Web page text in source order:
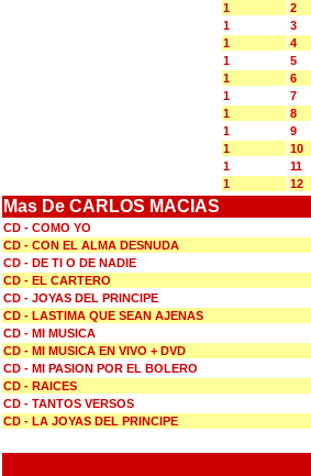
1
2
1
3
1
4
1
5
1
6
1
7
1
8
1
9
1
10
1
11
1
12
Mas De CARLOS MACIAS
CD - COMO YO
CD - CON EL ALMA DESNUDA
CD - DE TI O DE NADIE
CD - EL CARTERO
CD - JOYAS DEL PRINCIPE
CD - LASTIMA QUE SEAN AJENAS
CD - MI MUSICA
CD - MI MUSICA EN VIVO + DVD
CD - MI PASION POR EL BOLERO
CD - RAICES
CD - TANTOS VERSOS
CD - LA JOYAS DEL PRINCIPE